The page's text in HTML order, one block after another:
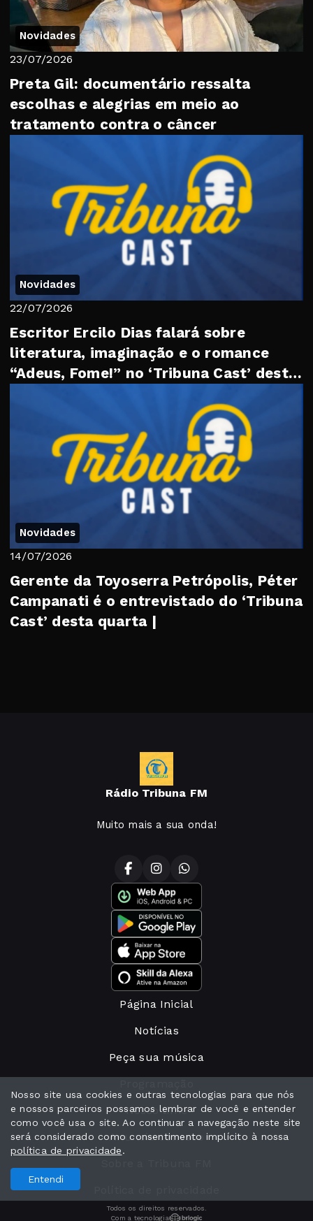
Novidades
23/07/2026
Preta Gil: documentário ressalta
escolhas e alegrias em meio ao
tratamento contra o câncer
Novidades
22/07/2026
Escritor Ercilo Dias falará sobre
literatura, imaginação e o romance
“Adeus, Fome!” no ‘Tribuna Cast’ desta
Novidades
14/07/2026
Gerente da Toyoserra Petrópolis, Péter
Campanati é o entrevistado do ‘Tribuna
Cast’ desta quarta |
Rádio Tribuna FM
Muito mais a sua onda!
Página Inicial
Notícias
Peça sua música
Nosso time
Anuncie conosco
Todos os direitos reservados.
Com a tecnologia
Nosso site usa cookies e outras tecnologias para que nós
e nossos parceiros possamos lembrar de você e entender
como você usa o site. Ao continuar a navegação neste site
será considerado como consentimento implícito à nossa
política de privacidade.
Entendi